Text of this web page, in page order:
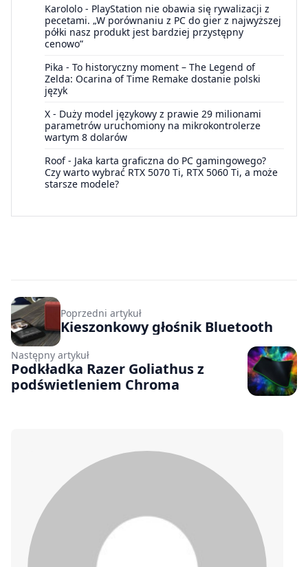
Karololo - PlayStation nie obawia się rywalizacji z
pecetami. „W porównaniu z PC do gier z najwyższej
półki nasz produkt jest bardziej przystępny
cenowo”
Pika - To historyczny moment – The Legend of
Zelda: Ocarina of Time Remake dostanie polski
język
X - Duży model językowy z prawie 29 milionami
parametrów uruchomiony na mikrokontrolerze
wartym 8 dolarów
Roof- Jaka karta graficzna do PC gamingowego?
Czy warto wybrać RTX 5070 Ti, RTX 5060 Ti, a może
starsze modele?
Poprzedni artykuł
Kieszonkowy głośnik Bluetooth
Następny artykuł
Podkładka Razer Goliathus z
podświetleniem Chroma